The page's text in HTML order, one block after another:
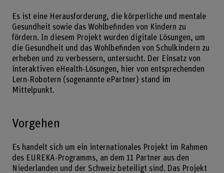
Es ist eine Herausforderung, die körperliche und mentale
Gesundheit sowie das Wohlbefinden von Kindern zu
fördern. In diesem Projekt wurden digitale Lösungen, um
die Gesundheit und das Wohlbefinden von Schulkindern zu
erheben und zu verbessern, untersucht. Der Einsatz von
interaktiven eHealth-Lösungen, hier von entsprechenden
Lern-Robotern (sogenannte ePartner) stand im
Mittelpunkt.
Vorgehen
Es handelt sich um ein internationales Projekt im Rahmen
des EUREKA-Programms, an dem 11 Partner aus den
Niederlanden und der Schweiz beteiligt sind. Das Projekt